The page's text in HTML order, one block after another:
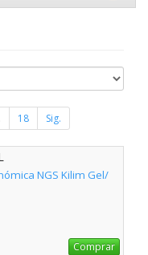
18 Sig.
NGS Kilim Gel/
Comprar